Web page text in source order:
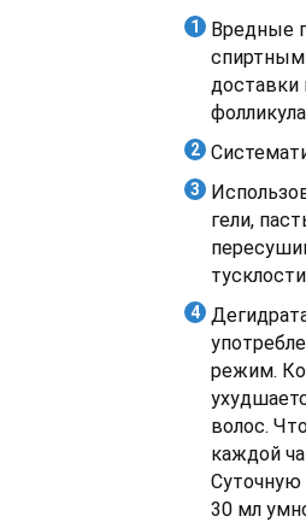
Вредные
доставки
гели,
режим.
волос.
каждой
30 мл